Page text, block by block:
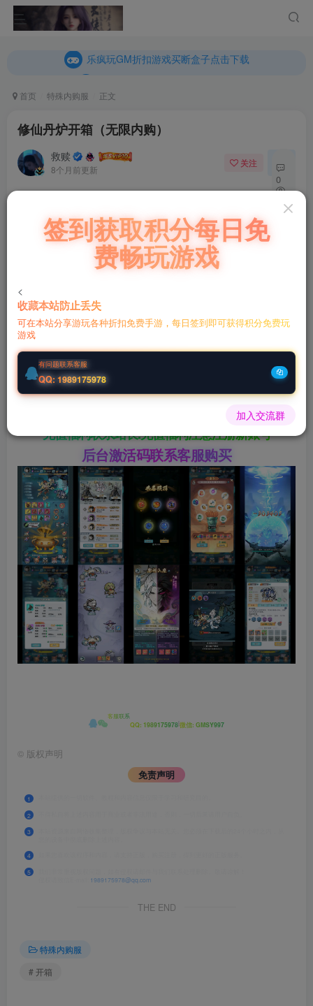
内玩折扣游戏买断盒子点击下载
内玩折扣游戏买断盒子点击下载
首页 特殊内购服 正文
修仙丹炉开箱（无限内购）
救赎
8个月前更新
关注 私信
0
89
修仙丹炉开箱（无限内购）
此内容为付费阅读，请付费后查看
100
钻石会员 ￥
您当前未登录！建议登陆后购买，可保存购买订单
微信客服GMSY997
充值福利联系站长.充值福利注意注册新账号
后台激活码联系客服购买
客服联系
QQ: 1989175978微信: GMSY997
© 版权声明
免责声明
1
2
3
4
5
1989175978@qq.com
THE END
特殊内购服
# 开箱
签到获取积分每日免
费畅玩游戏
<
收藏本站防止丢失
可在本站分享游玩各种折扣免费手游，每日签到即可获得积分免费玩
游戏
有问题联系客服
QQ: 1989175978
加入交流群